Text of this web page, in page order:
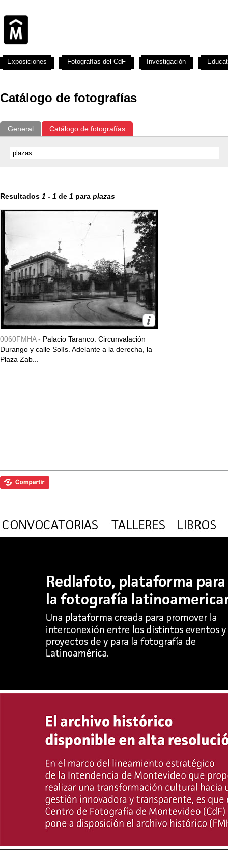
Catálogo de fotografías
General Catálogo de fotografías
Resultados 1 - 1 de 1 para plazas
0060FMHA - Palacio Taranco. Circunvalación
Durango y calle Solís. Adelante a la derecha, la
Plaza Zab...
Exposiciones Fotografías del CdF Investigación